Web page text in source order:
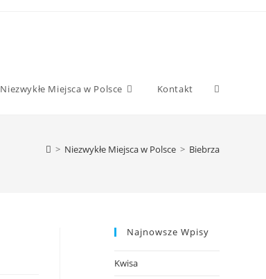
Niezwykłe Miejsca w Polsce Kontakt
> Niezwykłe Miejsca w Polsce > Biebrza
Najnowsze Wpisy
Kwisa